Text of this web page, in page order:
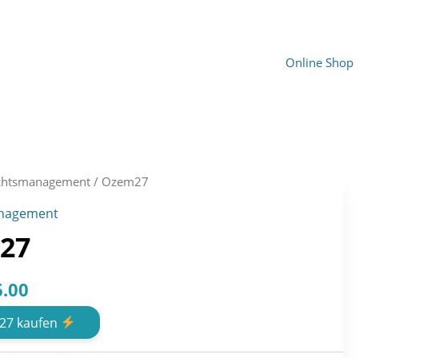
Online Shop
/ Ozem27
Current
price
is:
kaufen